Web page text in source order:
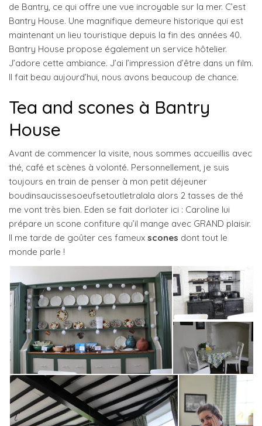
de Bantry, ce qui offre une vue incroyable sur la mer. C’est
Bantry House. Une magnifique demeure historique qui est
maintenant un lieu touristique depuis la fin des années 40.
Bantry House propose également un service hôtelier.
J’adore cette ambiance. J’ai l’impression d’être dans un film.
Il fait beau aujourd’hui, nous avons beaucoup de chance.
Tea and scones à Bantry
House
Avant de commencer la visite, nous sommes accueillis avec
thé, café et scènes à volonté. Personnellement, je suis
toujours en train de penser à mon petit déjeuner
boudinsaucissesoeufsetoutletralala alors 2 tasses de thé
me vont très bien. Eden se fait dorloter ici : Caroline lui
prépare un scone confiture qu’il mange avec GRAND plaisir.
Il me tarde de goûter ces fameux scones dont tout le
monde parle !